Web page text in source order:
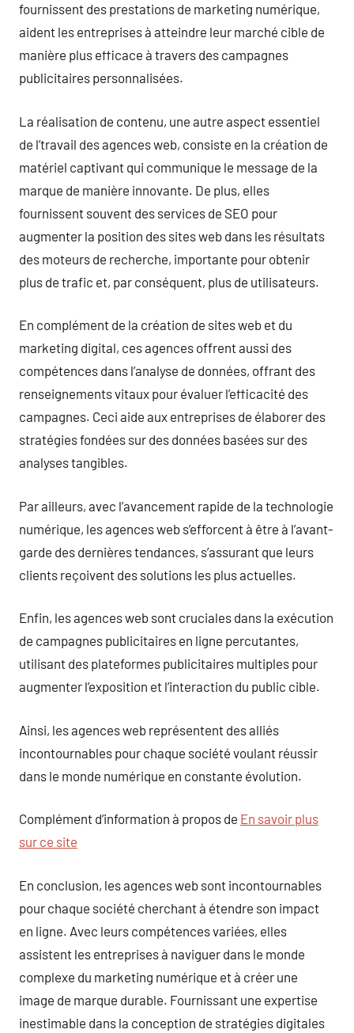
fournissent des prestations de marketing numérique,
aident les entreprises à atteindre leur marché cible de
manière plus efficace à travers des campagnes
publicitaires personnalisées.
La réalisation de contenu, une autre aspect essentiel
de l’travail des agences web, consiste en la création de
matériel captivant qui communique le message de la
marque de manière innovante. De plus, elles
fournissent souvent des services de SEO pour
augmenter la position des sites web dans les résultats
des moteurs de recherche, importante pour obtenir
plus de trafic et, par conséquent, plus de utilisateurs.
En complément de la création de sites web et du
marketing digital, ces agences offrent aussi des
compétences dans l’analyse de données, offrant des
renseignements vitaux pour évaluer l’efficacité des
campagnes. Ceci aide aux entreprises de élaborer des
stratégies fondées sur des données basées sur des
analyses tangibles.
Par ailleurs, avec l’avancement rapide de la technologie
numérique, les agences web s’efforcent à être à l’avant-
garde des dernières tendances, s’assurant que leurs
clients reçoivent des solutions les plus actuelles.
Enfin, les agences web sont cruciales dans la exécution
de campagnes publicitaires en ligne percutantes,
utilisant des plateformes publicitaires multiples pour
augmenter l’exposition et l’interaction du public cible.
Ainsi, les agences web représentent des alliés
incontournables pour chaque société voulant réussir
dans le monde numérique en constante évolution.
Complément d’information à propos de En savoir plus
sur ce site
En conclusion, les agences web sont incontournables
pour chaque société cherchant à étendre son impact
en ligne. Avec leurs compétences variées, elles
assistent les entreprises à naviguer dans le monde
complexe du marketing numérique et à créer une
image de marque durable. Fournissant une expertise
inestimable dans la conception de stratégies digitales